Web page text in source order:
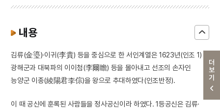
더보기
내용
김류(金瑬)·이귀(李貴) 등을 중심으로 한 서인계열은 1623년(인조 1)
광해군과 대북파의 이이첨(李爾瞻) 등을 몰아내고 선조의 손자인
능양군 이종(綾陽君李倧)을 왕으로 추대하였다(인조반정).
이 때 공신에 훈록된 사람들을 정사공신이라 하였다. 1등공신은 김류·